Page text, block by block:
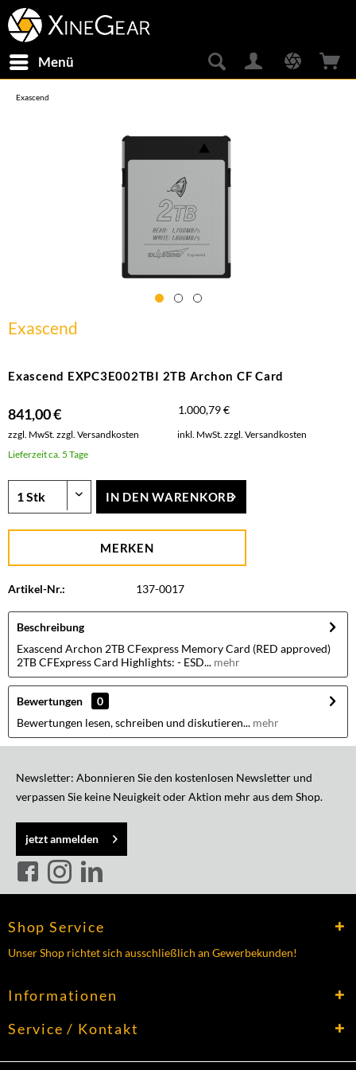
Menü
Exascend
Exascend
Exascend EXPC3E002TBI 2TB Archon CF Card
841,00 € 1.000,79 €
zzgl. MwSt. zzgl. Versandkosten inkl. MwSt. zzgl. Versandkosten
Lieferzeit ca. 5 Tage
IN DEN WARENKORB
MERKEN
Artikel-Nr.: 137-0017
Beschreibung
Exascend Archon 2TB CFexpress Memory Card (RED approved)
2TB CFExpress Card Highlights: - ESD... mehr
Bewertungen
0
Bewertungen lesen, schreiben und diskutieren... mehr
Newsletter: Abonnieren Sie den kostenlosen Newsletter und
verpassen Sie keine Neuigkeit oder Aktion mehr aus dem Shop.
jetzt anmelden
Shop Service
Unser Shop richtet sich ausschließlich an Gewerbekunden!
Informationen
Service / Kontakt